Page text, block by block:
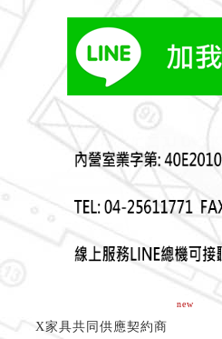
new
X家具共同供應契約商